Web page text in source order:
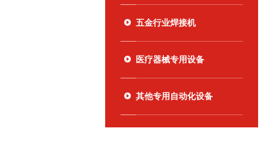
五金行业焊接机
医疗器械专用设备
其他专用自动化设备